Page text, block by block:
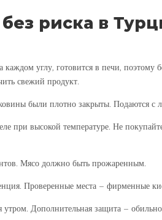
риска в
углу, готовится в печи, поэтому
свежий продукт.
были плотно закрыты. Подаются с
при высокой температуре. Не
Мясо должно быть прожаренным.
Проверенные места – фирменные
утром. Дополнительная защита –